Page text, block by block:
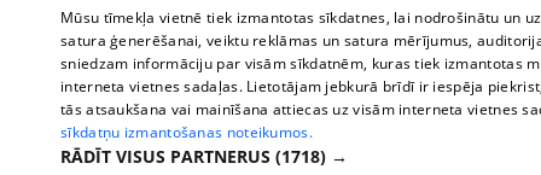
Mūsu tīmekļa vietnē tiek izmantotas sīkdatnes, lai nodrošinātu un
satura ģenerēšanai, veiktu reklāmas un satura mērījumus,
sniedzam informāciju par visām sīkdatnēm, kuras tiek izmantotas
interneta vietnes sadaļas. Lietotājam jebkurā brīdī ir iespēja
tās atsaukšana vai mainīšana attiecas uz visām interneta vietnes
sīkdatņu izmantošanas noteikumos.
RĀDĪT VISUS PARTNERUS (1718) →